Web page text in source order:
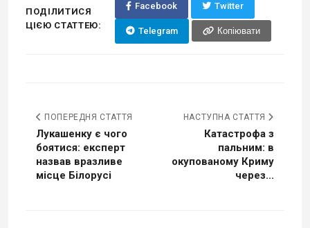
ПОДІЛИТИСЯ
ЦІЄЮ СТАТТЕЮ:
Facebook Twitter
Telegram Копіювати
ПОПЕРЕДНЯ СТАТТЯ
Лукашенку є чого
боятися: експерт
назвав вразливе
місце Білорусі
НАСТУПНА СТАТТЯ
Катастрофа з
пальним: в
окупованому Криму
через...